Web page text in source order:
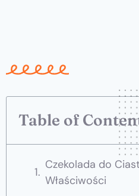
Table of
Czekolada do
Właściwości